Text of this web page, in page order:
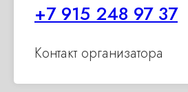
+7 915 248 97 37
Контакт организатора